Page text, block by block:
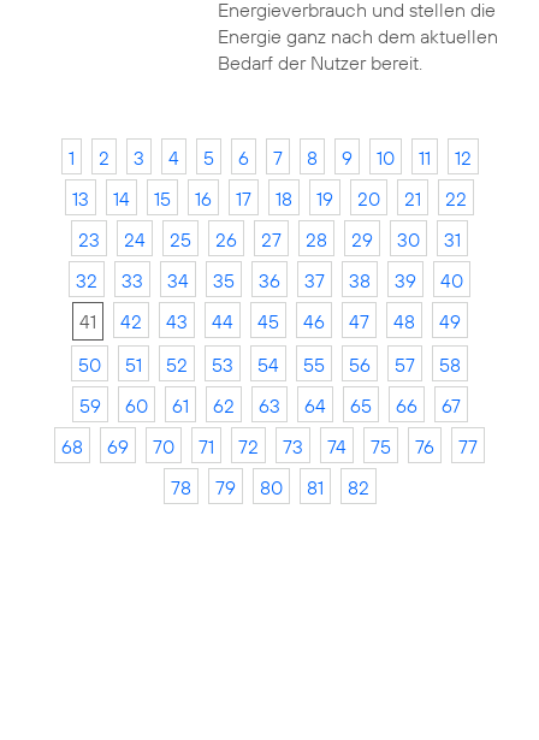
Energieverbrauch und stellen die
Energie ganz nach dem aktuellen
Bedarf der Nutzer bereit.
1 2 3 4 5 6 7 8 9 10 11
12
13
14 15 16 17 18 19 20 21
22
23
24 25 26 27 28 29 30
31
32
33 34 35 36 37 38 39
40
41
42 43 44 45 46 47 48
49
50
51 52 53 54 55 56 57
58
59
60 61 62 63 64 65 66
67
68
69 70 71 72 73 74 75 76
77
78
79 80 81 82